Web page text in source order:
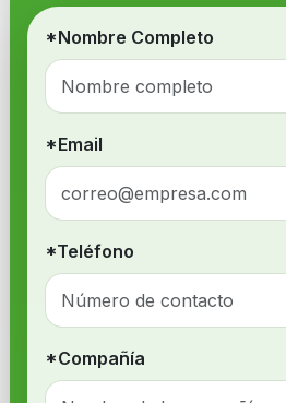
*Nombre Completo
*Email
*Teléfono
*Compañía